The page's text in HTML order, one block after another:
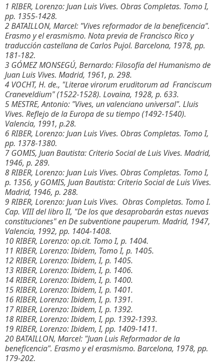
1 RIBER, Lorenzo: Juan Luis Vives. Obras Completas. Tomo I,
pp. 1355-1428.
2 BATAILLON, Marcel: "Vives reformador de la beneficencia".
Erasmo y el erasmismo. Nota previa de Francisco Rico y
traducción castellana de Carlos Pujol. Barcelona, 1978, pp.
181-182.
3 GÓMEZ MONSEGÚ, Bernardo: Filosofía del Humanismo de
Juan Luis Vives. Madrid, 1961, p. 298.
4 VOCHT, H. de., "Literae virorum eruditorum ad Franciscum
Craneveldium" (1522-1528). Lovaina, 1928, p. 633.
5 MESTRE, Antonio: "Vives, un valenciano universal". Lluis
Vives. Reflejo de la Europa de su tiempo (1492-1540).
Valencia, 1991, p.28.
6 RIBER, Lorenzo: Juan Luis Vives. Obras Completas. Tomo I,
pp. 1378-1380.
7 GOMIS, Juan Bautista: Criterio Social de Luis Vives. Madrid,
1946, p. 289.
8 RIBER, Lorenzo: Juan Luis Vives. Obras Completas. Tomo I,
p. 1356, y GOMIS, Juan Bautista: Criterio Social de Luis Vives.
Madrid, 1946, p. 288.
9 RIBER, Lorenzo: Juan Luis Vives. Obras Completas. Tomo I.
Cap. VIII del libro II, "De los que desaprobarán estas nuevas
constituciones" en De subventione pauperum. Madrid, 1947,
Valencia, 1992, pp. 1404-1408.
10 RIBER, Lorenzo: op.cit. Tomo I, p. 1404.
11 RIBER, Lorenzo: Ibidem, Tomo I, p. 1405.
12 RIBER, Lorenzo: Ibidem, I, p. 1405.
13 RIBER, Lorenzo: Ibidem, I, p. 1406.
14 RIBER, Lorenzo: Ibidem, I, p. 1400.
15 RIBER, Lorenzo: Ibidem, I, p. 1401.
16 RIBER, Lorenzo: Ibidem, I, p. 1391.
17 RIBER, Lorenzo: Ibidem, I, p. 1392.
18 RIBER, Lorenzo: Ibidem, I, pp. 1392-1393.
19 RIBER, Lorenzo: Ibidem, I, pp. 1409-1411.
20 BATAILLON, Marcel: "Juan Luis Reformador de la
beneficencia". Erasmo y el erasmismo. Barcelona, 1978, pp.
179-202.